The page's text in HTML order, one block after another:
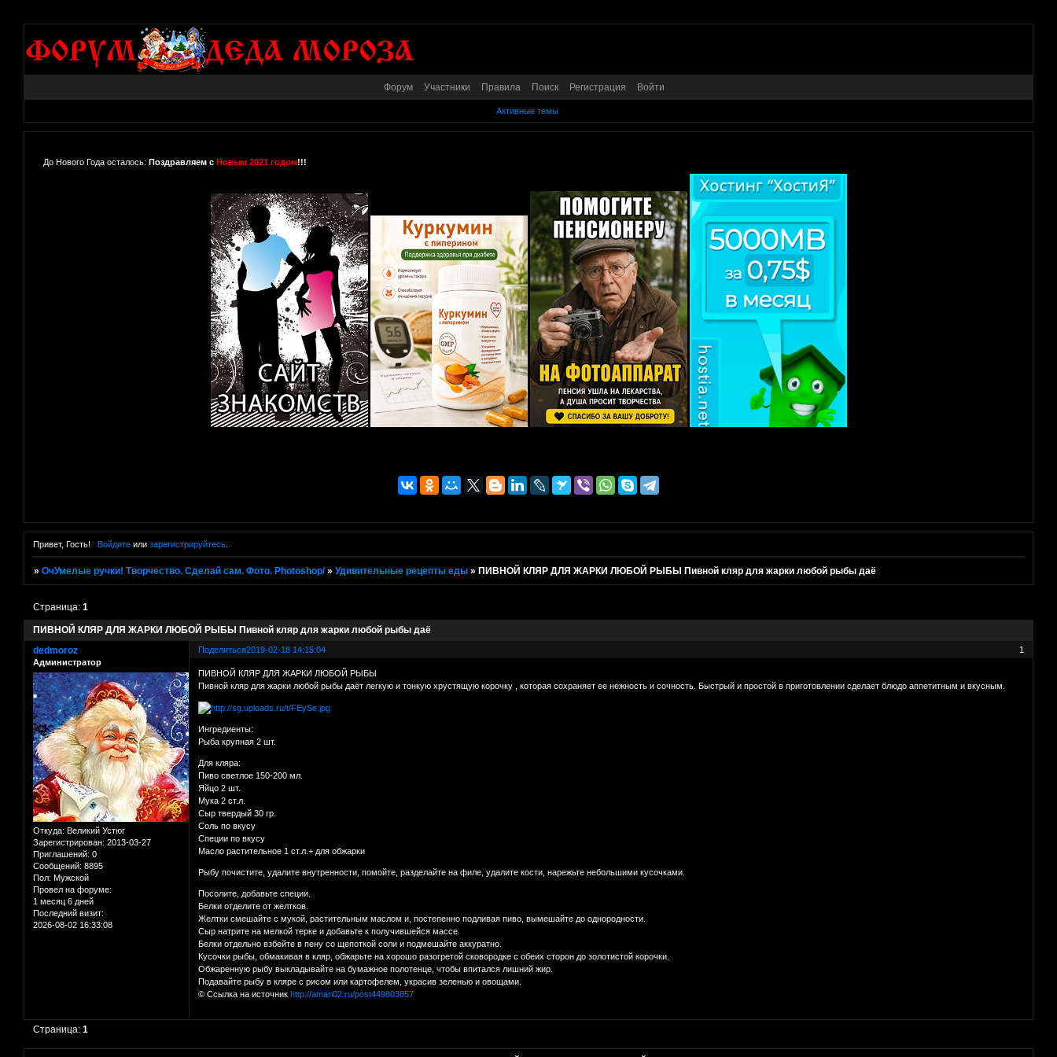
Форум Участники Правила Поиск Регистрация Войти
Активные темы
До Нового Года осталось: Поздравляем с Новым 2021 годом!!!
Привет, Гость! Войдитеили зарегистрируйтесь.
»ОчУмелые ручки! Творчество. Сделай сам. Фото. Photoshop/ »Удивительные рецепты еды » ПИВНОЙ КЛЯР ДЛЯ ЖАРКИ ЛЮБОЙ РЫБЫ Пивной кляр для жарки любой рыбы даё
ПИВНОЙ КЛЯР ДЛЯ ЖАРКИ ЛЮБОЙ РЫБЫ Пивной кляр для жарки любой рыбы даё
Страница:1
Поделиться 1
2019-02-18 14:15:04
dedmoroz
Администратор
Откуда: Великий Устюг
Зарегистрирован: 2013-03-27
Приглашений: 0
Сообщений: 8895
Пол: Мужской
Провел на форуме:
1 месяц 6 дней
Последний визит:
2026-08-02 16:33:08
ПИВНОЙ КЛЯР ДЛЯ ЖАРКИ ЛЮБОЙ РЫБЫ
Пивной кляр для жарки любой рыбы даёт легкую и тонкую хрустящую корочку , которая сохраняет ее нежность и сочность. Быстрый и простой в приготовлении сделает блюдо аппетитным и вкусным.
Ингредиенты:
Рыба крупная 2 шт.
Для кляра:
Пиво светлое 150-200 мл.
Яйцо 2 шт.
Мука 2 ст.л.
Сыр твердый 30 гр.
Соль по вкусу
Специи по вкусу
Масло растительное 1 ст.л.+ для обжарки
Рыбу почистите, удалите внутренности, помойте, разделайте на филе, удалите кости, нарежьте небольшими кусочками.
Посолите, добавьте специи.
Белки отделите от желтков.
Желтки смешайте с мукой, растительным маслом и, постепенно подливая пиво, вымешайте до однородности.
Сыр натрите на мелкой терке и добавьте к получившейся массе.
Белки отдельно взбейте в пену со щепоткой соли и подмешайте аккуратно.
Кусочки рыбы, обмакивая в кляр, обжарьте на хорошо разогретой сковородке с обеих сторон до золотистой корочки.
Обжаренную рыбу выкладывайте на бумажное полотенце, чтобы впитался лишний жир.
Подавайте рыбу в кляре с рисом или картофелем, украсив зеленью и овощами.
© Ссылка на источникhttp://amari02.ru/post449803857
Страница:1